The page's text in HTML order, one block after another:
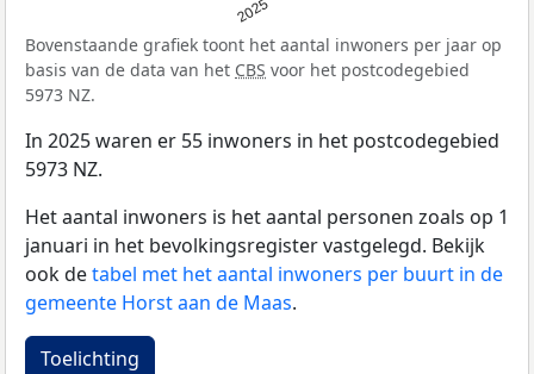
2025
Bovenstaande grafiek toont het aantal inwoners per jaar op
basis van de data van het CBS voor het postcodegebied
5973 NZ.
In 2025 waren er 55 inwoners in het postcodegebied
5973 NZ.
Het aantal inwoners is het aantal personen zoals op 1
januari in het bevolkingsregister vastgelegd. Bekijk
ook detabel met het aantal inwoners per buurt in de
gemeente Horst aan de Maas.
Toelichting